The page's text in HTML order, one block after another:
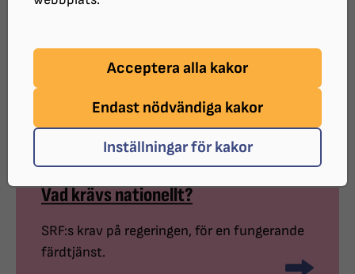
Acceptera alla kakor
Endast nödvändiga kakor
Inställningar för kakor
rättssäker färdtjänstlag där rätten till
från dörr till dörr – och där synskadade
ges samma möjligheter till delaktighet
oavsett bostadsort.
Vad krävs nationellt?
SRF:s krav på regeringen, för en fungerande
färdtjänst.